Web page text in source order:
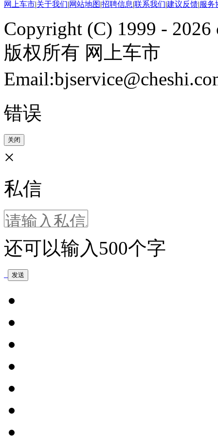
网上车市|关于我们|网站地图|招聘信息|联系我们|建议反馈|服务
Copyright (C) 1999 - 2026
版权所有 网上车市
错误
关闭
×
私信
还可以输入 500个字